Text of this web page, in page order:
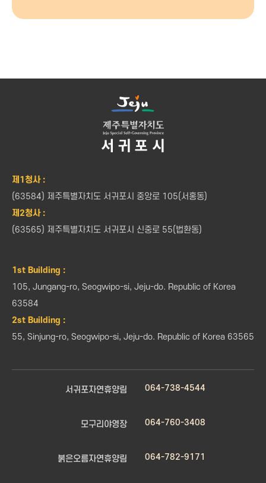
제1청사 :
(63584) 제주특별자치도 서귀포시 중앙로 105(서홍동)
제2청사 :
(63565) 제주특별자치도 서귀포시 신중로 55(법환동)
1st Building :
105, Jungang-ro, Seogwipo-si, Jeju-do. Republic of Korea
63584
2st Building :
55, Sinjung-ro, Seogwipo-si, Jeju-do. Republic of Korea 63565
서귀포자연휴양림 064-738-4544
모구리야영장 064-760-3408
붉은오름자연휴양림 064-782-9171